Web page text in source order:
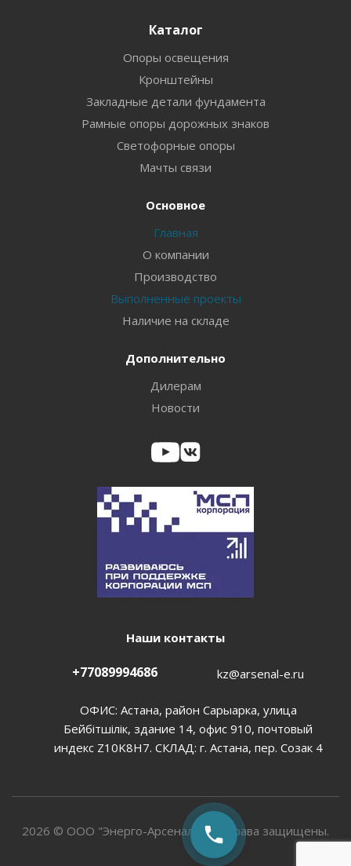
Каталог
Опоры освещения
Кронштейны
Закладные детали фундамента
Рамные опоры дорожных знаков
Светофорные опоры
Мачты связи
Основное
Главная
О компании
Производство
Выполненные проекты
Наличие на складе
Дополнительно
Дилерам
Новости
Наши контакты
+77089994686 kz@arsenal-e.ru
ОФИС: Астана, район Сарыарка, улица
Бейбiтшiлiк, здание 14, офис 910, почтовый
индекс Z10K8H7. СКЛАД: г. Астана, пер. Созак 4
2026 © ООО "Энерго-Арсенал". Все права защищены.